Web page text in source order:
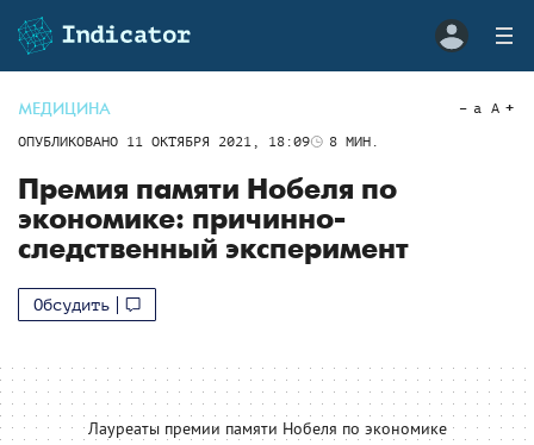
МЕДИЦИНА
ОПУБЛИКОВАНО 11 ОКТЯБРЯ 2021, 18:09 8 МИН.
a A
Премия памяти Нобеля по
экономике: причинно-
следственный эксперимент
Обсудить
Лауреаты премии памяти Нобеля по экономике